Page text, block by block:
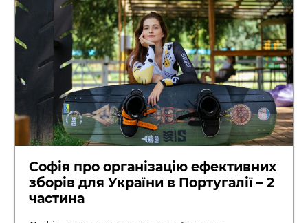
Софія про організацію ефективних
зборів для України в Португалії – 2
частина